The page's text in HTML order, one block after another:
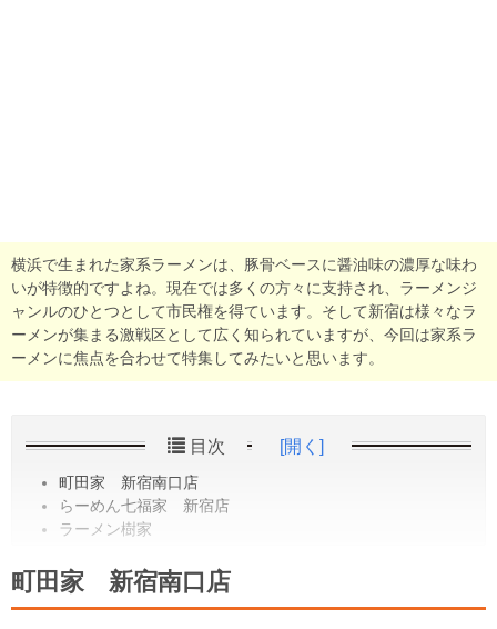
横浜で生まれた家系ラーメンは、豚骨ベースに醤油味の濃厚な味わ
いが特徴的ですよね。現在では多くの方々に支持され、ラーメンジ
ャンルのひとつとして市民権を得ています。そして新宿は様々なラ
ーメンが集まる激戦区として広く知られていますが、今回は家系ラ
ーメンに焦点を合わせて特集してみたいと思います。
目次 [開く]
町田家 新宿南口店
らーめん七福家 新宿店
ラーメン樹家
町田家 新宿南口店